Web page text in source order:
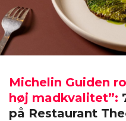
Michelin Guiden
høj madkvalitet”:
på Restaurant